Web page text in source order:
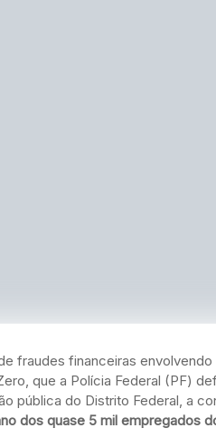
fraudes financeiras
que a Polícia Federal (PF)
pública do Distrito Federal, a
dos quase 5 mil empregados